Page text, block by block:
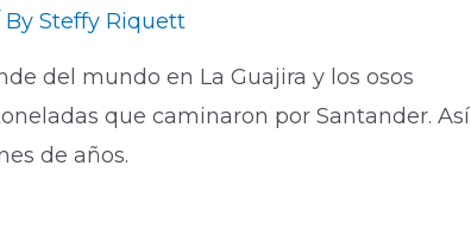
BySteffy Riquett
del mundo en La Guajira y los osos
que caminaron por Santander. Así
de años.